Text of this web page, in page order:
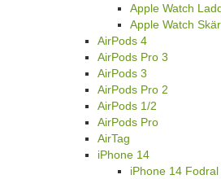
Apple Watch
Apple Watch
AirPods 4
AirPods Pro 3
AirPods 3
AirPods Pro 2
AirPods 1/2
AirPods Pro
AirTag
iPhone 14
iPhone 14 Fodral